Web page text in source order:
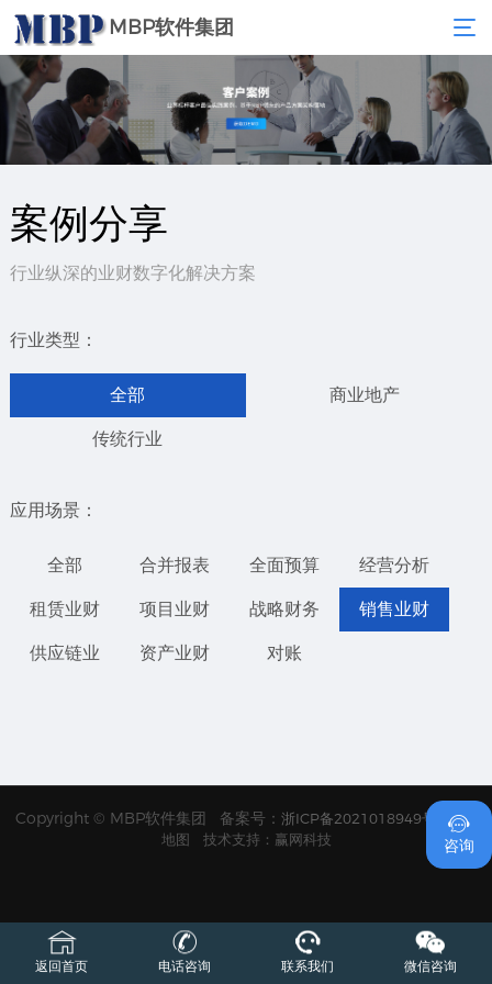
MBP软件集团
案例分享
行业纵深的业财数字化解决方案
行业类型：
全部 商业地产
传统行业
应用场景：
全部 合并报表 全面预算 经营分析
租赁业财 项目业财 战略财务 销售业财
供应链业 资产业财 对账
Copyright © MBP软件集团 备案号： 浙ICP备2021018949号
网站
地图
技术支持：赢网科技

咨询
返回首页 电话咨询 联系我们 微信咨询